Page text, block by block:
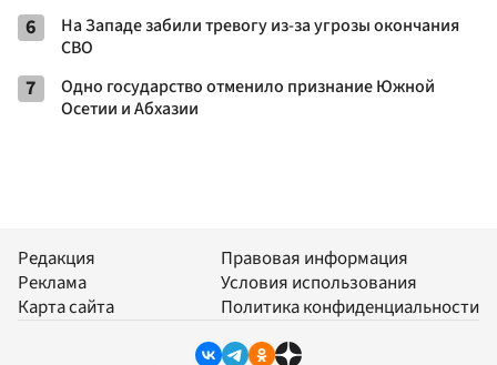
6
На Западе забили тревогу из-за угрозы окончания
СВО
7
Одно государство отменило признание Южной
Осетии и Абхазии
Редакция
Реклама
Карта сайта
Правовая информация
Условия использования
Политика конфиденциальности